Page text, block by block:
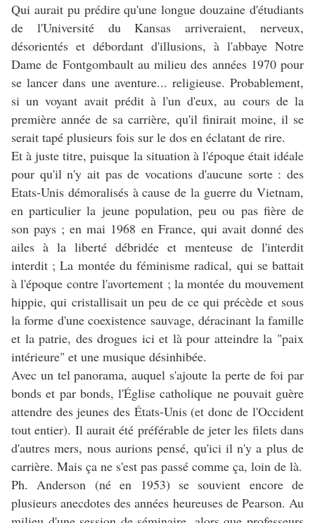
Qui aurait pu prédire qu'une longue douzaine d'étudiants
de l'Université du Kansas arriveraient, nerveux,
désorientés et débordant d'illusions, à l'abbaye Notre
Dame de Fontgombault au milieu des années 1970 pour
se lancer dans une aventure... religieuse. Probablement,
si un voyant avait prédit à l'un d'eux, au cours de la
première année de sa carrière, qu'il finirait moine, il se
serait tapé plusieurs fois sur le dos en éclatant de rire.
Et à juste titre, puisque la situation à l'époque était idéale
pour qu'il n'y ait pas de vocations d'aucune sorte : des
Etats-Unis démoralisés à cause de la guerre du Vietnam,
en particulier la jeune population, peu ou pas fière de
son pays ; en mai 1968 en France, qui avait donné des
ailes à la liberté débridée et menteuse de l'interdit
interdit ; La montée du féminisme radical, qui se battait
à l'époque contre l'avortement ; la montée du mouvement
hippie, qui cristallisait un peu de ce qui précède et sous
la forme d'une coexistence sauvage, déracinant la famille
et la patrie, des drogues ici et là pour atteindre la "paix
intérieure" et une musique désinhibée.
Avec un tel panorama, auquel s'ajoute la perte de foi par
bonds et par bonds, l'Église catholique ne pouvait guère
attendre des jeunes des États-Unis (et donc de l'Occident
tout entier). Il aurait été préférable de jeter les filets dans
d'autres mers, nous aurions pensé, qu'ici il n'y a plus de
carrière. Mais ça ne s'est pas passé comme ça, loin de là.
Ph. Anderson (né en 1953) se souvient encore de
plusieurs anecdotes des années heureuses de Pearson. Au